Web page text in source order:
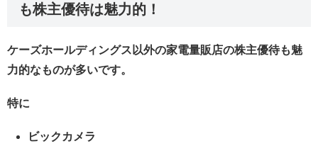
も株主優待は魅力的！
ケーズホールディングス以外の家電量販店の株主優待も魅
力的なものが多いです。
特に
ビックカメラ